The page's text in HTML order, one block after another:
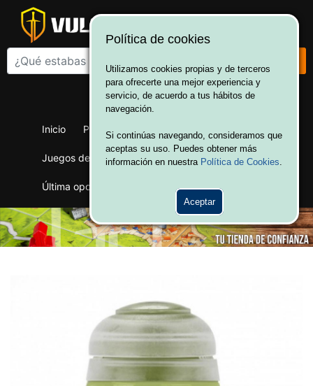
¡Bienvenido a Vulcania!
Inicio Productos Juegos de mesa
Juegos de cartas Merchandising Ofertas
Última oportunidad Wargames
Política de cookies
Utilizamos cookies propias y de terceros
para ofrecerte una mejor experiencia y
servicio, de acuerdo a tus hábitos de
navegación.
Si continúas navegando, consideramos que
aceptas su uso. Puedes obtener más
información en nuestra Política de Cookies.
Aceptar